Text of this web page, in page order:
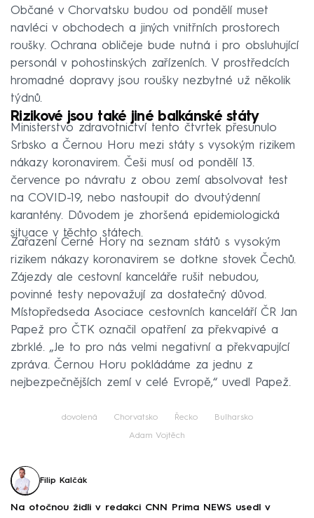
Občané v Chorvatsku budou od pondělí muset
navléci v obchodech a jiných vnitřních prostorech
roušky. Ochrana obličeje bude nutná i pro obsluhující
personál v pohostinských zařízeních. V prostředcích
hromadné dopravy jsou roušky nezbytné už několik
týdnů.
Rizikové jsou také jiné balkánské státy
Ministerstvo zdravotnictví tento čtvrtek přesunulo
Srbsko a Černou Horu mezi státy s vysokým rizikem
nákazy koronavirem. Češi musí od pondělí 13.
července po návratu z obou zemí absolvovat test
na COVID-19, nebo nastoupit do dvoutýdenní
karantény. Důvodem je zhoršená epidemiologická
situace v těchto státech.
Zařazení Černé Hory na seznam států s vysokým
rizikem nákazy koronavirem se dotkne stovek Čechů.
Zájezdy ale cestovní kanceláře rušit nebudou,
povinné testy nepovažují za dostatečný důvod.
Místopředseda Asociace cestovních kanceláří ČR Jan
Papež pro ČTK označil opatření za překvapivé a
zbrklé. „Je to pro nás velmi negativní a překvapující
zpráva. Černou Horu pokládáme za jednu z
nejbezpečnějších zemí v celé Evropě,“ uvedl Papež.
dovolená Chorvatsko Řecko Bulharsko
Adam Vojtěch
Filip Kalčák
Na otočnou židli v redakci CNN Prima NEWS usedl v